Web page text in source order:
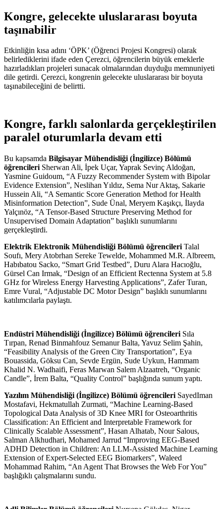
Kongre, gelecekte uluslararası boyuta
taşınabilir
Etkinliğin kısa adını ‘ÖPK’ (Öğrenci Projesi Kongresi) olarak
belirlediklerini ifade eden Çerezci, öğrencilerin büyük emeklerle
hazırladıkları projeleri sunacak olmalarından duyduğu memnuniyeti
dile getirdi. Çerezci, kongrenin gelecekte uluslararası bir boyuta
taşınabileceğini de belirtti.
Kongre, farklı salonlarda gerçekleştirilen
paralel oturumlarla devam etti
Bu kapsamda Bilgisayar Mühendisliği (İngilizce) Bölümü
öğrencileri Sherwan Ali, İpek Uçar, Yaprak Sevinç Aldoğan,
Yasmine Guidoum, “A Fuzzy Recommender System with Bipolar
Evidence Extension”, Neslihan Yıldız, Sema Nur Aktaş, Sakarie
Hussein Ali, “A Semantic Score Generation Method for Health
Misinformation Detection”, Sude Ünal, Meryem Kaşıkçı, İlayda
Yalçınöz, “A Tensor-Based Structure Preserving Method for
Unsupervised Domain Adaptation” başlıklı sunumlarını
gerçekleştirdi.
Elektrik Elektronik Mühendisliği Bölümü öğrencileri Talal
Soufı, Mery Atobrhan Sereke Tewelde, Mohammed M.R. Albreem,
Habıbatou Sacko, “Smart Grid Testbed”, Duru Alara Hacıoğlu,
Gürsel Can Irmak, “Design of an Efficient Rectenna System at 5.8
GHz for Wireless Energy Harvesting Applications”, Zafer Turan,
Emre Vural, “Adjustable DC Motor Design” başlıklı sunumlarını
katılımcılarla paylaştı.
Endüstri Mühendisliği (İngilizce) Bölümü öğrencileri Sıla
Tırpan, Renad Binmahfouz Semanur Balta, Yavuz Selim Şahin,
“Feasibility Analysis of the Green City Transportation”, Eya
Bouassida, Göksu Can, Sevde Ergün, Sude Uykun, Hammam
Khalid N. Wadhaifi, Feras Marwan Salem Alzaatreh, “Organic
Candle”, İrem Balta, “Quality Control” başlığında sunum yaptı.
Yazılım Mühendisliği (İngilizce) Bölümü öğrencileri SayedIman
Mostafavi, Hekmatullah Zurmati, “Machine Learning-Based
Topological Data Analysis of 3D Knee MRI for Osteoarthritis
Classification: An Efficient and Interpretable Framework for
Clinically Scalable Assessment”, Hasan Alhatab, Nour Salous,
Salman Alkhudhari, Mohamed Jarrud “Improving EEG-Based
ADHD Detection in Children: An LLM-Assisted Machine Learning
Extension of Expert-Selected EEG Biomarkers”, Waleed
Mohammad Rahim, “An Agent That Browses the Web For You”
başlığıklı çalışmalarını sundu.